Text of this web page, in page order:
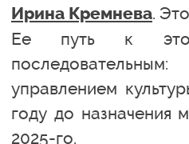
Ирина Кремнева.
Ее путь к
управлением
году до назначения
2025-го.